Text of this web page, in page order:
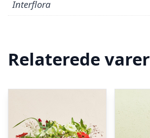
Interflora
Relaterede varer